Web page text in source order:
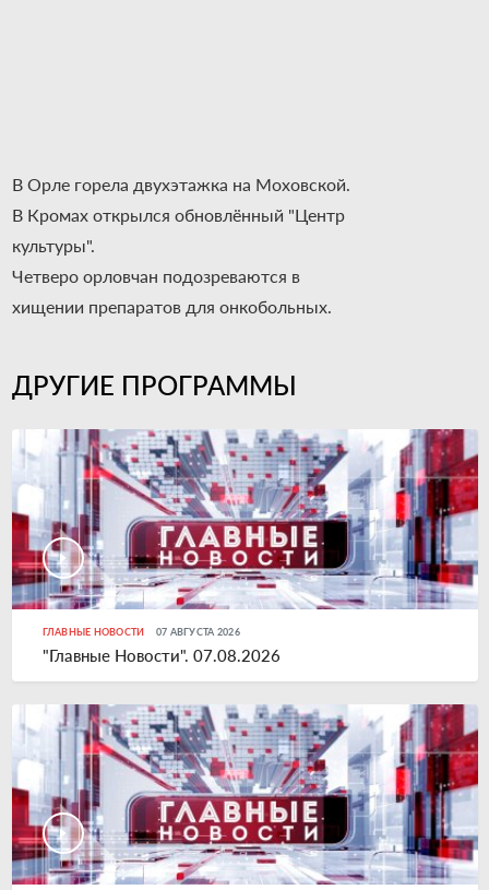
В Орле горела двухэтажка на Моховской.
В Кромах открылся обновлённый "Центр
культуры".
Четверо орловчан подозреваются в
хищении препаратов для онкобольных.
ДРУГИЕ ПРОГРАММЫ
ГЛАВНЫЕ НОВОСТИ 07 АВГУСТА 2026
"Главные Новости". 07.08.2026